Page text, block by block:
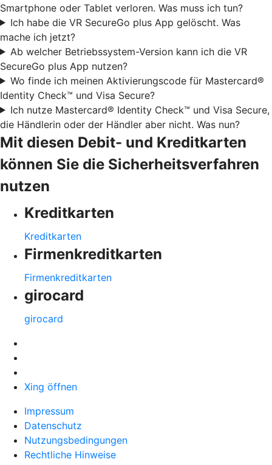
Smartphone oder Tablet verloren. Was muss ich tun?
Ich habe die VR SecureGo plus App gelöscht. Was
mache ich jetzt?
Ab welcher Betriebssystem-Version kann ich die VR
SecureGo plus App nutzen?
Wo finde ich meinen Aktivierungscode für Mastercard®
Identity Check™ und Visa Secure?
Ich nutze Mastercard® Identity Check™ und Visa Secure,
die Händlerin oder der Händler aber nicht. Was nun?
Mit diesen Debit- und Kreditkarten
können Sie die Sicherheitsverfahren
nutzen
Kreditkarten
Kreditkarten
Firmenkreditkarten
Firmenkreditkarten
girocard
girocard
Xing öffnen
Impressum
Datenschutz
Nutzungsbedingungen
Rechtliche Hinweise